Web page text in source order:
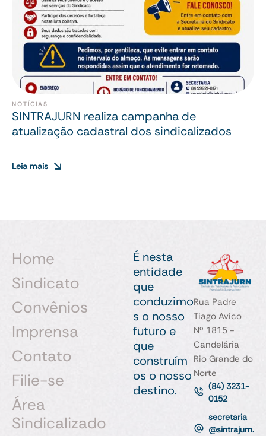
NOTÍCIAS
SINTRAJURN realiza campanha de
atualização cadastral dos sindicalizados
Leia mais
Home
Sindicato
Convênios
Imprensa
Contato
Filie-se
Área
Sindicalizado
É nesta
entidade
que
conduzimo
s o nosso
futuro e
que
construím
os o nosso
destino.
Rua Padre
Tiago Avico
Nº 1815 -
Candelária
Rio Grande do
Norte
(84) 3231-
0152
secretaria
@sintrajurn.